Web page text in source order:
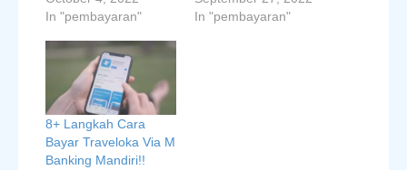
In "pembayaran"
In "pembayaran"
8+ Langkah Cara
Bayar Traveloka Via M
Banking Mandiri!!